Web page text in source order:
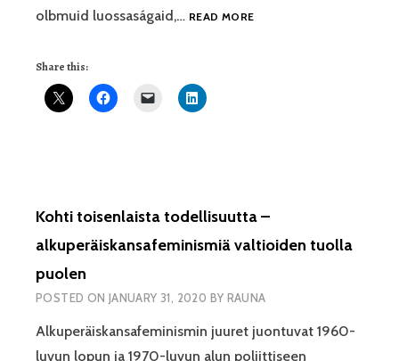
olbmuid luossaságaid,… READ MORESIIDDAID
Share this:
Kohti toisenlaista todellisuutta –
alkuperäiskansafeminismiä valtioiden tuolla
puolen
POSTED ON JANUARY 31, 2020 BY RAUNA
Alkuperäiskansafeminismin juuret juontuvat 1960-
luvun lopun ja 1970-luvun alun poliittiseen